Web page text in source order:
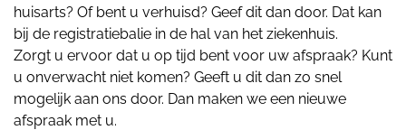
huisarts? Of bent u verhuisd? Geef dit dan door. Dat kan
bij de registratiebalie in de hal van het ziekenhuis.
Zorgt u ervoor dat u op tijd bent voor uw afspraak? Kunt
u onverwacht niet komen? Geeft u dit dan zo snel
mogelijk aan ons door. Dan maken we een nieuwe
afspraak met u.